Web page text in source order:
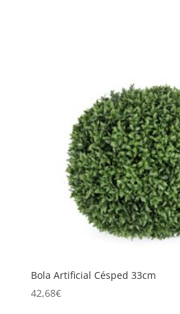
Bola Artificial Césped 33cm
42,68€